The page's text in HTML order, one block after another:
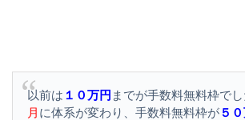
以前は １０万円 までが手数料無料枠でし
月 に体系が変わり、手数料無料枠が５